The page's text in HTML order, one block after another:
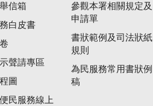
信箱
白皮書
聲請專區
圖
民服務線上
參觀本署相關規定及
申請單
書狀範例及司法狀紙
規則
為民服務常用書狀例
稿